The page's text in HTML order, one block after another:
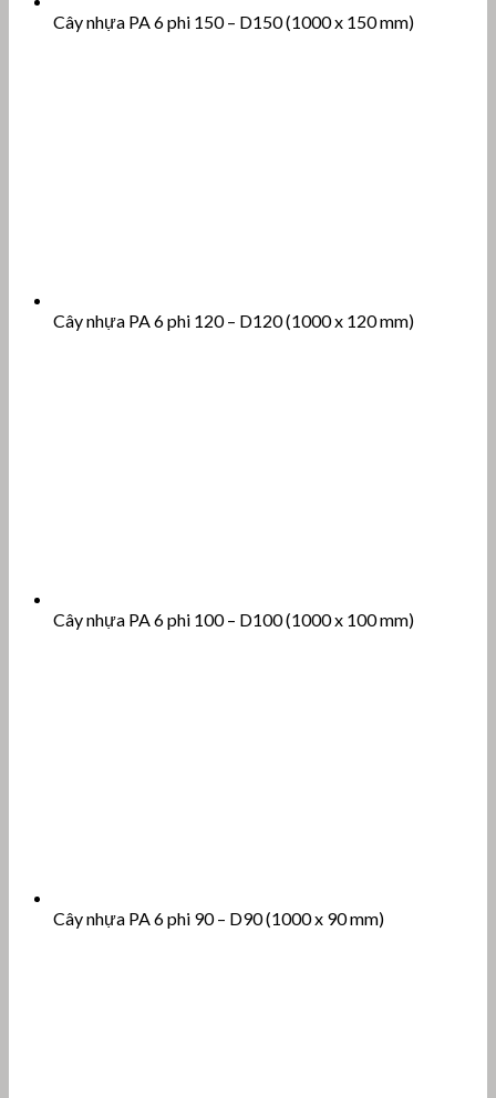
Cây nhựa PA 6 phi 150 – D150 (1000 x 150 mm)
Cây nhựa PA 6 phi 120 – D120 (1000 x 120 mm)
Cây nhựa PA 6 phi 100 – D100 (1000 x 100 mm)
Cây nhựa PA 6 phi 90 – D90 (1000 x 90 mm)